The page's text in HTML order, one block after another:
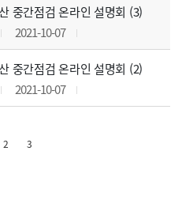
중간점검 온라인 설명회 (3)
2021-10-07
중간점검 온라인 설명회 (2)
2021-10-07
2 3